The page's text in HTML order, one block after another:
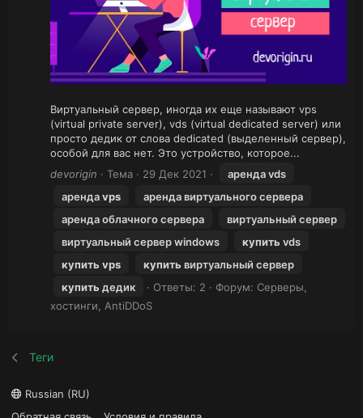
Виртуальный сервер, иногда их еще называют vps
(virtual private server), vds (virtual dedicated server) или
просто дедик от слова dedicated (выделенный сервер),
особой для вас нет. Это устройство, которое...
devorigin
Тема 29 Дек 2021
аренда vds
арендаvps
аренда виртуального сервера
аренда облачного сервера
виртуальный сервер
виртуальный сервер windows
купить vds
купить vps купить виртуальный сервер
купить дедик Ответы: 2 Форум: Серверы,
хостинги, AntiDDoS
Теги
Russian (RU)